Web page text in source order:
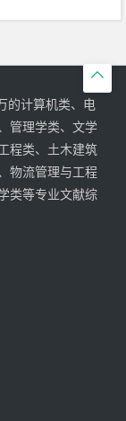

的计算机类、电
管理学类、文学
程类、土木建筑
物流管理与工程
类等专业文献综